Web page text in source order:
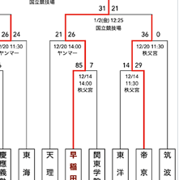
）
ある龍谷大学とのスポーツ
る）